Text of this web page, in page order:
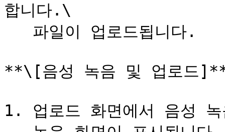
합니다.\
**\[음성 녹음 및 업로드
1. 업로드 화면에서 음성